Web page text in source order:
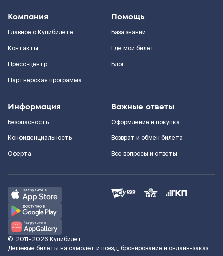
Компания
Главное о Купибилете
Контакты
Пресс-центр
Партнерская программа
Помощь
База знаний
Где мой билет
Блог
Информация
Безопасность
Конфиденциальность
Оферта
Важные ответы
Оформление и покупка
Возврат и обмен билета
Все вопросы и ответы
© 2011–2026 Купибилет
Дешёвые билеты на самолёт и поезд, бронирование и онлайн-заказ